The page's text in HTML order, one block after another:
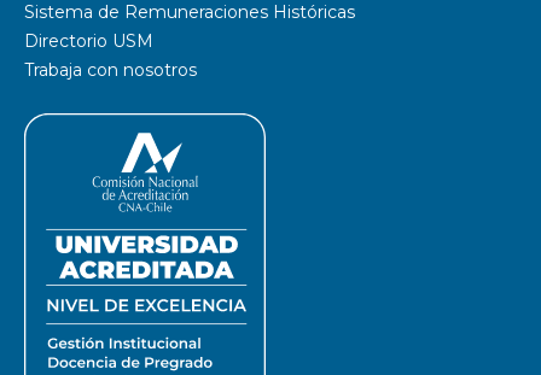
Sistema de Remuneraciones Históricas
Directorio USM
Trabaja con nosotros